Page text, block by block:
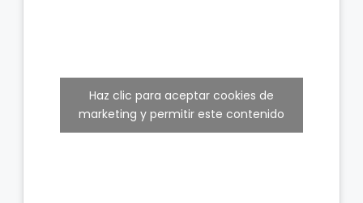
Haz clic para aceptar cookies de
marketing y permitir este contenido